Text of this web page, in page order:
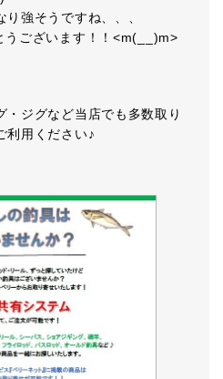
強そうですね、、、
うございます！！<m(__)m>
・ジグなど当店でも多数取り
利用ください♪